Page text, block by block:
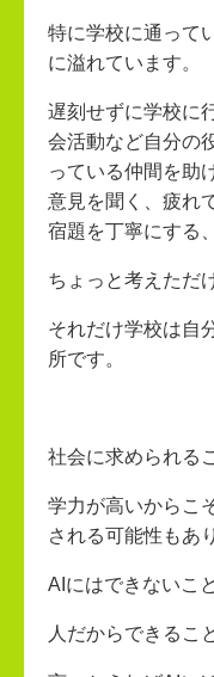
特に学校に通って
に溢れています。
遅刻せずに学校に
会活動など自分の
っている仲間を助
意見を聞く、疲れ
宿題を丁寧にする
ちょっと考えただ
それだけ学校は自
所です。
社会に求められる
学力が高いからこ
される可能性もあ
AIにはできないこと
人だからできるこ